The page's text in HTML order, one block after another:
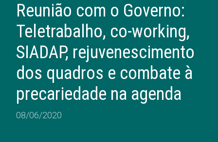
Reunião com o Governo:
Teletrabalho, co-working,
SIADAP, rejuvenescimento
dos quadros e combate à
precariedade na agenda
08/06/2020